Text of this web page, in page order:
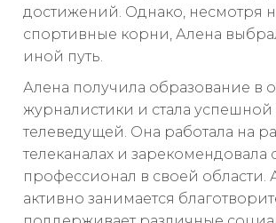
достижений. Однако, несмотря
спортивные корни, Алена
иной путь.
Алена получила образование в
журналистики и стала успешной
телеведущей. Она работала на
телеканалах и зарекомендовала
профессионал в своей области.
активно занимается